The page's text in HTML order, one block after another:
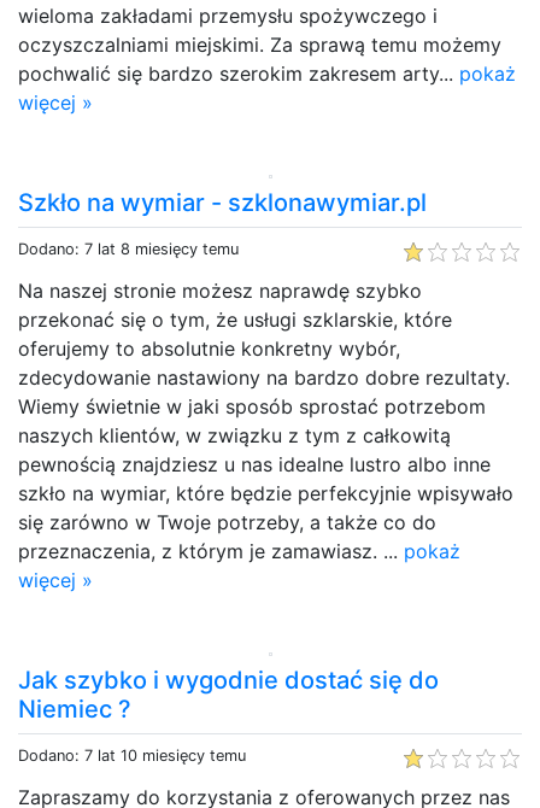
wieloma zakładami przemysłu spożywczego i
oczyszczalniami miejskimi. Za sprawą temu możemy
pochwalić się bardzo szerokim zakresem arty... pokaż
więcej »
Szkło na wymiar - szklonawymiar.pl
Dodano: 7 lat 8 miesięcy temu
Na naszej stronie możesz naprawdę szybko
przekonać się o tym, że usługi szklarskie, które
oferujemy to absolutnie konkretny wybór,
zdecydowanie nastawiony na bardzo dobre rezultaty.
Wiemy świetnie w jaki sposób sprostać potrzebom
naszych klientów, w związku z tym z całkowitą
pewnością znajdziesz u nas idealne lustro albo inne
szkło na wymiar, które będzie perfekcyjnie wpisywało
się zarówno w Twoje potrzeby, a także co do
przeznaczenia, z którym je zamawiasz. ... pokaż
więcej »
Jak szybko i wygodnie dostać się do
Niemiec ?
Dodano: 7 lat 10 miesięcy temu
Zapraszamy do korzystania z oferowanych przez nas